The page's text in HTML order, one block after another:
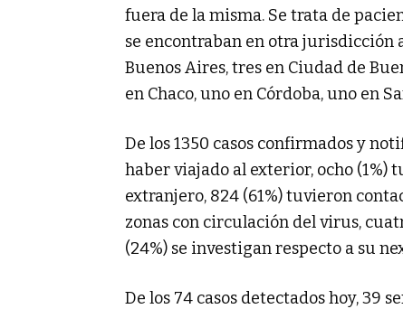
fuera de la misma. Se trata de
se encontraban en otra jurisdicción
Buenos Aires, tres en Ciudad de
en Chaco, uno en Córdoba, uno en
De los 1350 casos confirmados y
haber viajado al exterior, ocho (1%)
extranjero, 824 (61%) tuvieron
zonas con circulación del virus,
(24%) se investigan respecto a su
De los 74 casos detectados hoy, 39